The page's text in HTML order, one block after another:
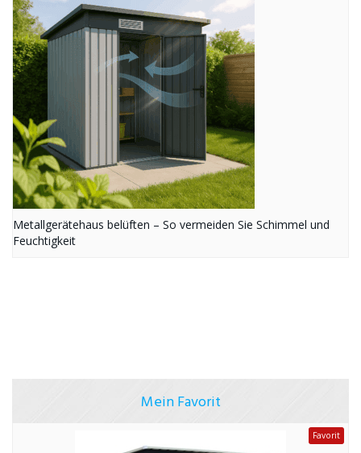
Metallgerätehaus belüften – So vermeiden Sie Schimmel und
Feuchtigkeit
Mein Favorit
Favorit